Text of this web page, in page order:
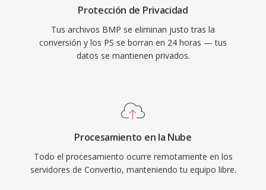
Protección de Privacidad
Tus archivos BMP se eliminan justo tras la
conversión y los PS se borran en 24 horas — tus
datos se mantienen privados.
Procesamiento en la Nube
Todo el procesamiento ocurre remotamente en los
servidores de Convertio, manteniendo tu equipo libre.